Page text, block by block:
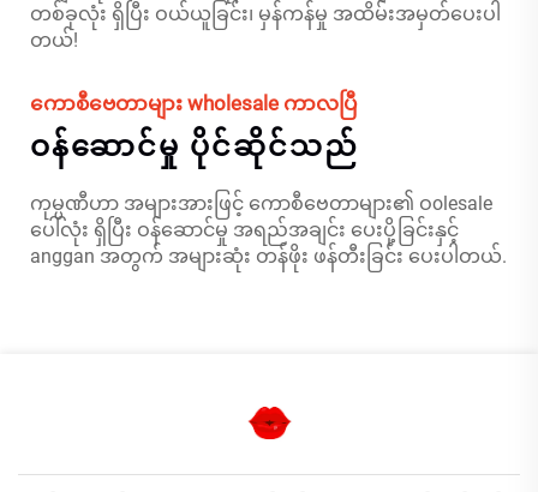
တစ်ခုလုံး ရှိပြီး ဝယ်ယူခြင်း၊ မှန်ကန်မှု အထိမ်းအမှတ်ပေးပါ
တယ်!
ကောစီဗေတာများ wholesale ကာလပြီ
ဝန်ဆောင်မှု ပိုင်ဆိုင်သည်
ကုမ္ပဏီဟာ အများအားဖြင့် ကောစီဗေတာများ၏ ဝolesale
ပေါ်လုံး ရှိပြီး ဝန်ဆောင်မှု အရည်အချင်း ပေးပို့ခြင်းနှင့်
anggan အတွက် အများဆုံး တန်ဖိုး ဖန်တီးခြင်း ပေးပါတယ်.